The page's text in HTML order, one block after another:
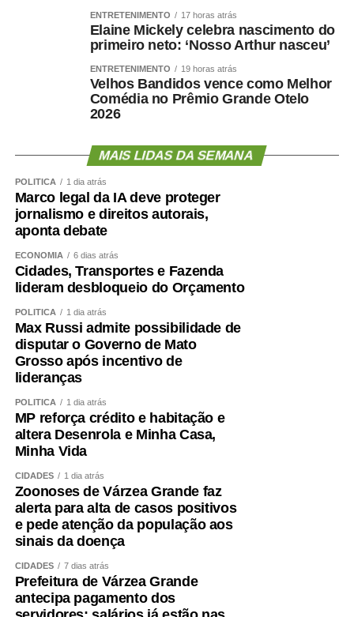
Fundação Maria Cecília Souto Vidigal, ressaltou a
importância do investimento na educação infantil como
estratégia de construção do futuro de país. Ela lembrou
que, conforme amparo constitucional e legal, a criança
deve ser vista como prioridade absoluta. Assim, ponderou
a advogada, é preciso direcionar os recursos
deles têm a ver com os incentivos que o Orçamento tem
feito — registrou Marina Chicaro.
Educação Básica do Ministério da Educação, Valdoir
Pedro Wathier reconheceu que a questão das creches e
quantidade e a localização das creches até a qualidade
do ensino ofertado para as crianças.
Wathier afirmou que o Fundeb tem tido um crescimento
segundo ele, representaria uma evolução expressiva dos
valores direcionados à educação no Orçamento.
Controle
De acordo com o diretor de Controle Externo da
Educação do Tribunal de Contas da União (TCU), Paulo
Malheiros da Franca Junior, houve um crescimento
significativo da educação dentro do Orçamento federal,
por conta de novas modalidades de financiamento.
O diretor ressaltou que o controle externo contribui para a
ENTRETENIMENTO 17 horas atrás
Elaine Mickely celebra nascimento do
primeiro neto: ‘Nosso Arthur nasceu’
ENTRETENIMENTO 19 horas atrás
Velhos Bandidos vence como Melhor
Comédia no Prêmio Grande Otelo
2026
MAIS LIDAS DA SEMANA
POLÍTICA 1 dia atrás
Marco legal da IA deve proteger
jornalismo e direitos autorais,
aponta debate
ECONOMIA 6 dias atrás
Cidades, Transportes e Fazenda
lideram desbloqueio do Orçamento
POLÍTICA 1 dia atrás
Max Russi admite possibilidade de
disputar o Governo de Mato
Grosso após incentivo de
lideranças
POLÍTICA 1 dia atrás
MP reforça crédito e habitação e
altera Desenrola e Minha Casa,
Minha Vida
CIDADES 1 dia atrás
Zoonoses de Várzea Grande faz
alerta para alta de casos positivos
e pede atenção da população aos
sinais da doença
CIDADES 7 dias atrás
Prefeitura de Várzea Grande
antecipa pagamento dos